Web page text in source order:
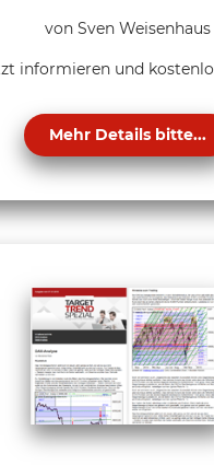
von Sven Weisenhaus
informieren und
Mehr Details bitte...